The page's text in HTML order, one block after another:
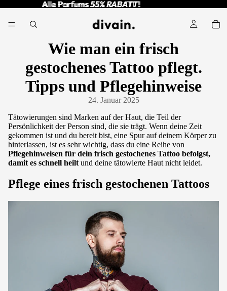
Alle Parfums55% RABATT!
Alle Parfums 55% RABATT !
Wie man ein frisch
gestochenes Tattoo pflegt.
Tipps und Pflegehinweise
24. Januar 2025
Tätowierungen sind Marken auf der Haut, die Teil der
Persönlichkeit der Person sind, die sie trägt. Wenn deine Zeit
gekommen ist und du bereit bist, eine Spur auf deinem Körper zu
hinterlassen, ist es sehr wichtig, dass du eine Reihe von
Pflegehinweisen für dein frisch gestochenes Tattoo befolgst,
damit es schnell heilt und deine tätowierte Haut nicht leidet.
Pflege eines frisch gestochenen Tattoos